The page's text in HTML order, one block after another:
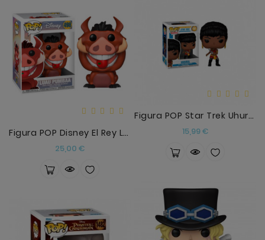
Figura POP Disney El Rey Leon Luau Pumbaa
25,00 €Precio
Figura POP Star Trek Uhura Mirror Mirror Outfit
15,99 €Precio